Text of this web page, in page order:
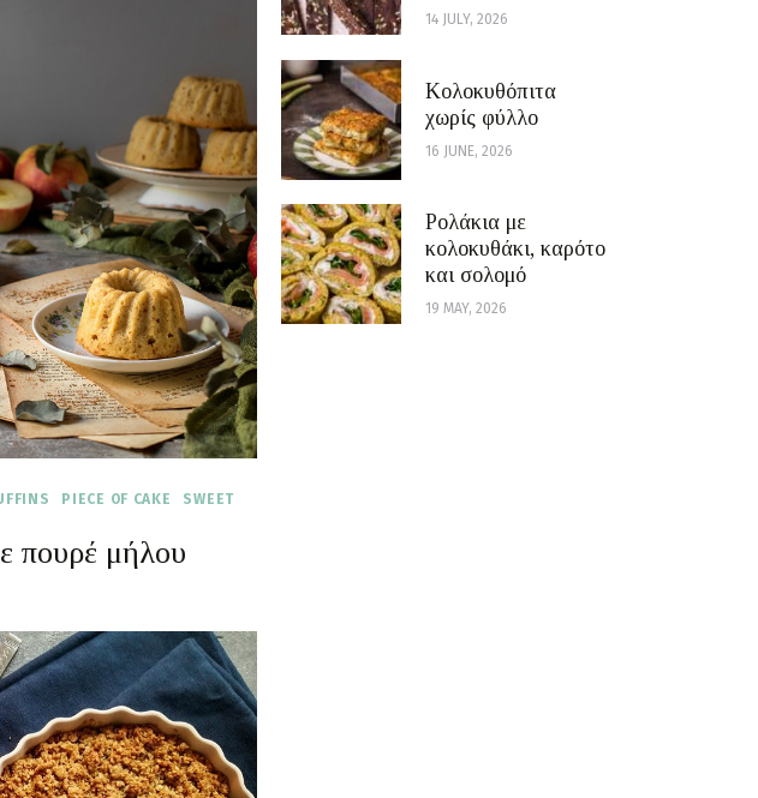
PIECE OF CAKE
SWEET
πουρέ μήλου
14 JULY, 2026
Κολοκυθόπιτα
χωρίς φύλλο
16 JUNE, 2026
Ρολάκια με
κολοκυθάκι, καρότο
και σολομό
19 MAY, 2026